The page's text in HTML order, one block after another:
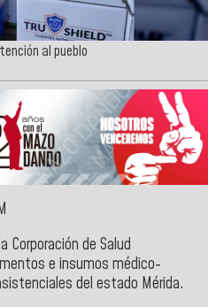
al pueblo
Corporación de Salud
e insumos médico-
del estado Mérida.